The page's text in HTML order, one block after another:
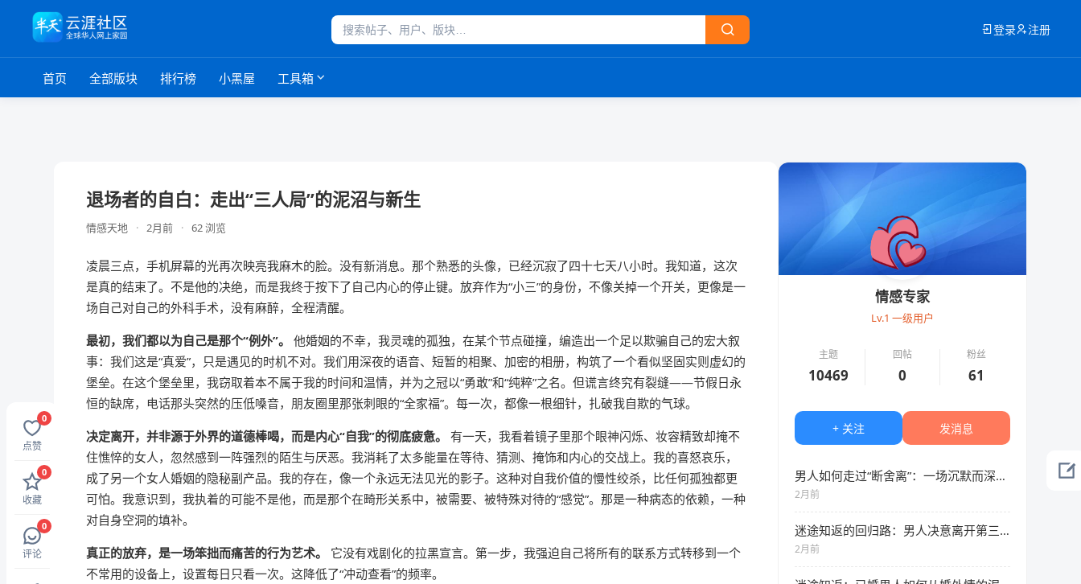
登录 注册
首页 全部版块 排行榜 小黑屋 工具箱
0
点赞
0
收藏
0
评论
退场者的自白：走出“三人局”的泥沼与新生
情感天地 · 2月前 · 62 浏览
凌晨三点，手机屏幕的光再次映亮我麻木的脸。没有新消息。那个熟悉的头像，已经沉寂了四十七天八小时。我知道，这次
是真的结束了。不是他的决绝，而是我终于按下了自己内心的停止键。放弃作为“小三”的身份，不像关掉一个开关，更像是一
场自己对自己的外科手术，没有麻醉，全程清醒。
最初，我们都以为自己是那个“例外”。
他婚姻的不幸，我灵魂的孤独，在某个节点碰撞，编造出一个足以欺骗自己的宏大叙
事：我们这是“真爱”，只是遇见的时机不对。我们用深夜的语音、短暂的相聚、加密的相册，构筑了一个看似坚固实则虚幻的
堡垒。在这个堡垒里，我窃取着本不属于我的时间和温情，并为之冠以“勇敢”和“纯粹”之名。但谎言终究有裂缝——节假日永
恒的缺席，电话那头突然的压低嗓音，朋友圈里那张刺眼的“全家福”。每一次，都像一根细针，扎破我自欺的气球。
决定离开，并非源于外界的道德棒喝，而是内心“自我”的彻底疲惫。
有一天，我看着镜子里那个眼神闪烁、妆容精致却掩不
住憔悴的女人，忽然感到一阵强烈的陌生与厌恶。我消耗了太多能量在等待、猜测、掩饰和内心的交战上。我的喜怒哀乐，
成了另一个女人婚姻的隐秘副产品。我的存在，像一个永远无法见光的影子。这种对自我价值的慢性绞杀，比任何孤独都更
可怕。我意识到，我执着的可能不是他，而是那个在畸形关系中，被需要、被特殊对待的“感觉”。那是一种病态的依赖，一种
对自身空洞的填补。
真正的放弃，是一场笨拙而痛苦的行为艺术。
它没有戏剧化的拉黑宣言。第一步，我强迫自己将所有的联系方式转移到一个
不常用的设备上，设置每日只看一次。这降低了“冲动查看”的频率。
情感专家
Lv.1 一级用户
主题
10469
回帖
0
粉丝
61
+ 关注 发消息
男人如何走过“断舍离”：一场沉默而深刻的内心重建
2月前
迷途知返的回归路：男人决意离开第三方的七个真实表现
2月前